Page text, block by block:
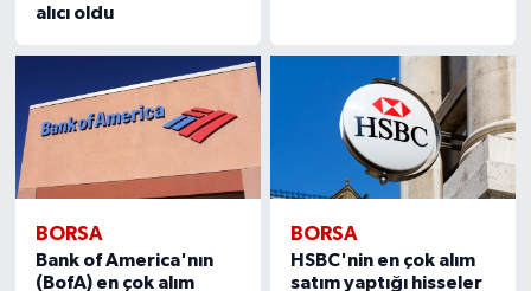
alıcı oldu
BORSA
Bank of America'nın
(BofA) en çok alım
BORSA
HSBC'nin en çok alım
satım yaptığı hisseler